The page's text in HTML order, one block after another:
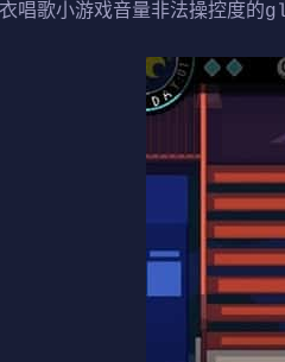
唱歌小游戏音量非法操控度的